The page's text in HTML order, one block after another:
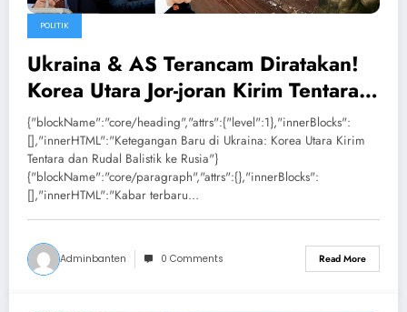
POLITIK
Ukraina & AS Terancam Diratakan!
Korea Utara Jor-joran Kirim Tentara
& Rudal Balistik Bantu Rusia
{"blockName":"core/heading","attrs":{"level":1},"innerBlocks":
[],"innerHTML":"Ketegangan Baru di Ukraina: Korea Utara Kirim
Tentara dan Rudal Balistik ke Rusia"}
{"blockName":"core/paragraph","attrs":{},"innerBlocks":
[],"innerHTML":"Kabar terbaru…
Adminbanten 0 Comments Read More